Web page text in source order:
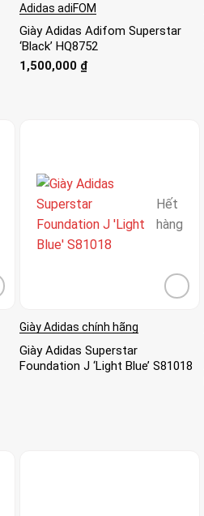
Adidas adiFOM
Giày Adidas Adifom Superstar
‘Black’ HQ8752
1,500,000 ₫
Hết
hàng
Giày Adidas chính hãng
Giày Adidas Superstar
Foundation J ‘Light Blue’ S81018